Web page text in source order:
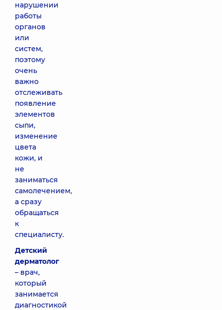
нарушении
работы
органов
или
систем,
поэтому
очень
важно
отслеживать
появление
элементов
сыпи,
изменение
цвета
кожи, и
не
заниматься
самолечением,
а сразу
обращаться
к
специалисту.
Детский
дерматолог
– врач,
который
занимается
диагностикой